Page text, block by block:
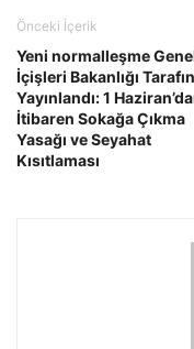
Önceki İçerik
Yeni normalleşme
İçişleri Bakanlığı
Yayınlandı: 1
İtibaren Sokağa Çıkma
Yasağı ve Seyahat
Kısıtlaması